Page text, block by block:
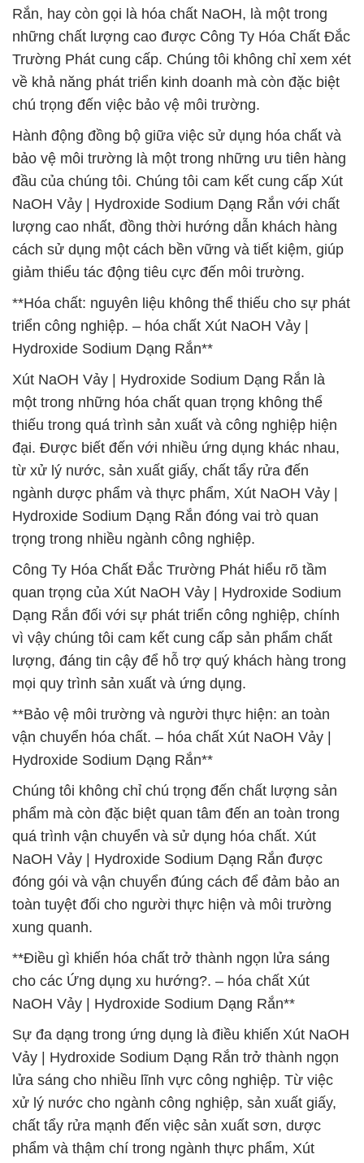
Rắn, hay còn gọi là hóa chất NaOH, là một trong
những chất lượng cao được Công Ty Hóa Chất Đắc
Trường Phát cung cấp. Chúng tôi không chỉ xem xét
về khả năng phát triển kinh doanh mà còn đặc biệt
chú trọng đến việc bảo vệ môi trường.
Hành động đồng bộ giữa việc sử dụng hóa chất và
bảo vệ môi trường là một trong những ưu tiên hàng
đầu của chúng tôi. Chúng tôi cam kết cung cấp Xút
NaOH Vảy | Hydroxide Sodium Dạng Rắn với chất
lượng cao nhất, đồng thời hướng dẫn khách hàng
cách sử dụng một cách bền vững và tiết kiệm, giúp
giảm thiểu tác động tiêu cực đến môi trường.
**Hóa chất: nguyên liệu không thể thiếu cho sự phát
triển công nghiệp. – hóa chất Xút NaOH Vảy |
Hydroxide Sodium Dạng Rắn**
Xút NaOH Vảy | Hydroxide Sodium Dạng Rắn là
một trong những hóa chất quan trọng không thể
thiếu trong quá trình sản xuất và công nghiệp hiện
đại. Được biết đến với nhiều ứng dụng khác nhau,
từ xử lý nước, sản xuất giấy, chất tẩy rửa đến
ngành dược phẩm và thực phẩm, Xút NaOH Vảy |
Hydroxide Sodium Dạng Rắn đóng vai trò quan
trọng trong nhiều ngành công nghiệp.
Công Ty Hóa Chất Đắc Trường Phát hiểu rõ tầm
quan trọng của Xút NaOH Vảy | Hydroxide Sodium
Dạng Rắn đối với sự phát triển công nghiệp, chính
vì vậy chúng tôi cam kết cung cấp sản phẩm chất
lượng, đáng tin cậy để hỗ trợ quý khách hàng trong
mọi quy trình sản xuất và ứng dụng.
**Bảo vệ môi trường và người thực hiện: an toàn
vận chuyển hóa chất. – hóa chất Xút NaOH Vảy |
Hydroxide Sodium Dạng Rắn**
Chúng tôi không chỉ chú trọng đến chất lượng sản
phẩm mà còn đặc biệt quan tâm đến an toàn trong
quá trình vận chuyển và sử dụng hóa chất. Xút
NaOH Vảy | Hydroxide Sodium Dạng Rắn được
đóng gói và vận chuyển đúng cách để đảm bảo an
toàn tuyệt đối cho người thực hiện và môi trường
xung quanh.
**Điều gì khiến hóa chất trở thành ngọn lửa sáng
cho các Ứng dụng xu hướng?. – hóa chất Xút
NaOH Vảy | Hydroxide Sodium Dạng Rắn**
Sự đa dạng trong ứng dụng là điều khiến Xút NaOH
Vảy | Hydroxide Sodium Dạng Rắn trở thành ngọn
lửa sáng cho nhiều lĩnh vực công nghiệp. Từ việc
xử lý nước cho ngành công nghiệp, sản xuất giấy,
chất tẩy rửa mạnh đến việc sản xuất sơn, dược
phẩm và thậm chí trong ngành thực phẩm, Xút